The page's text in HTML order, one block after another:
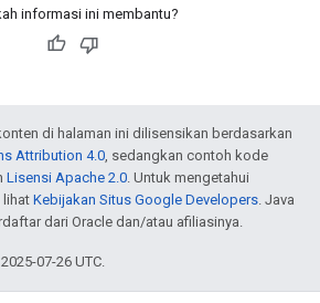
informasi ini membantu?
di halaman ini dilisensikan berdasarkan
Attribution 4.0, sedangkan contoh kode
Lisensi Apache 2.0. Untuk mengetahui
lihat Kebijakan Situs Google Developers. Java
dari Oracle dan/atau afiliasinya.
07-26 UTC.